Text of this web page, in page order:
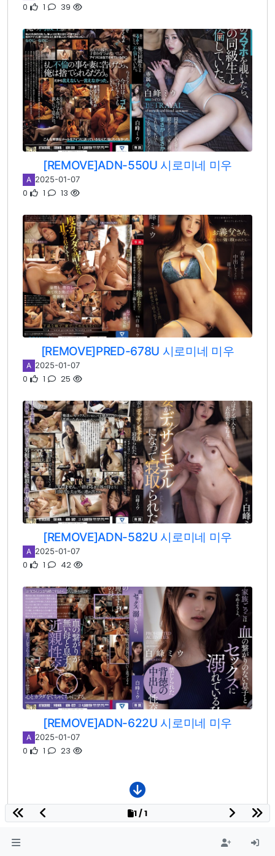
0 1 39
[REMOVE]ADN-550U 시로미네 미우
A 2025-01-07
0 1 13
[REMOVE]PRED-678U 시로미네 미우
A 2025-01-07
0 1 25
[REMOVE]ADN-582U 시로미네 미우
A 2025-01-07
0 1 42
[REMOVE]ADN-622U 시로미네 미우
A 2025-01-07
0 1 23
1 / 1